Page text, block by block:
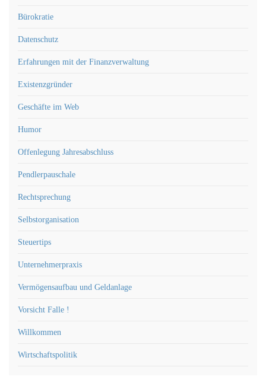
Bürokratie
Datenschutz
Erfahrungen mit der Finanzverwaltung
Existenzgründer
Geschäfte im Web
Humor
Offenlegung Jahresabschluss
Pendlerpauschale
Rechtsprechung
Selbstorganisation
Steuertips
Unternehmerpraxis
Vermögensaufbau und Geldanlage
Vorsicht Falle !
Willkommen
Wirtschaftspolitik